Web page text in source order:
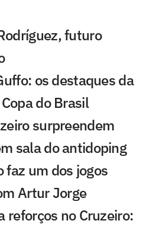
futuro
os destaques da
do Brasil
surpreendem
sala do antidoping
faz um dos jogos
Artur Jorge
reforços no Cruzeiro: